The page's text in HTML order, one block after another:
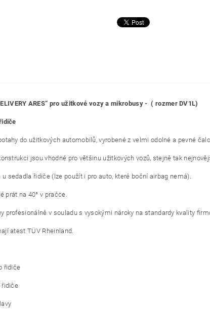
ARES“ pro užitkové vozy a mikrobusy - ( rozmer DV1L)
do užitkových automobilů, vyrobené z velmi odolné a pevné
jsou vhodné pro většinu užitkových vozů, stejně tak
sedadla řidiče (lze použít i pro auto, které boční airbag nemá).
prát na 40° v pračce.
profesionálně v souladu s vysokými nároky na standardy kvality
atest TÜV Rheinland.
řidiče
řidiče